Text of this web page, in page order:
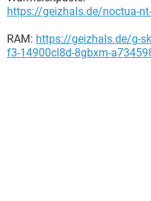
https://geizhals.de/noctua-
RAM: https://geizhals.de/g-
f3-14900cl8d-8gbxm-